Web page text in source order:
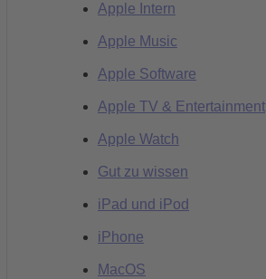
Apple Intern
Apple Music
Apple Software
Apple TV & Entertainment
Apple Watch
Gut zu wissen
iPad und iPod
iPhone
MacOS